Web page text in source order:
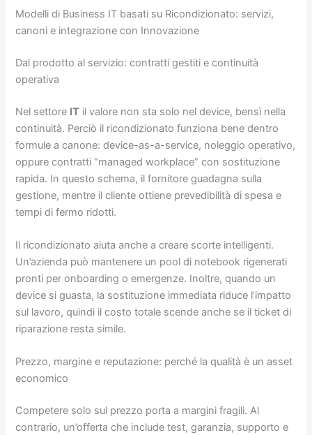
Modelli di Business IT basati su Ricondizionato: servizi,
canoni e integrazione con Innovazione
Dal prodotto al servizio: contratti gestiti e continuità
operativa
Nel settore IT il valore non sta solo nel device, bensì nella
continuità. Perciò il ricondizionato funziona bene dentro
formule a canone: device-as-a-service, noleggio operativo,
oppure contratti “managed workplace” con sostituzione
rapida. In questo schema, il fornitore guadagna sulla
gestione, mentre il cliente ottiene prevedibilità di spesa e
tempi di fermo ridotti.
Il ricondizionato aiuta anche a creare scorte intelligenti.
Un’azienda può mantenere un pool di notebook rigenerati
pronti per onboarding o emergenze. Inoltre, quando un
device si guasta, la sostituzione immediata riduce l’impatto
sul lavoro, quindi il costo totale scende anche se il ticket di
riparazione resta simile.
Prezzo, margine e reputazione: perché la qualità è un asset
economico
Competere solo sul prezzo porta a margini fragili. Al
contrario, un’offerta che include test, garanzia, supporto e